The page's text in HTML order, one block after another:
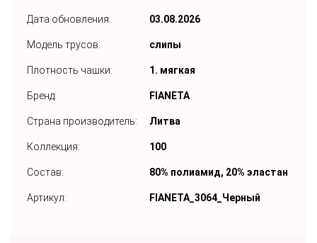
Дата обновления: 03.08.2026
Модель трусов: слипы
Плотность чашки: 1. мягкая
Бренд: FIANETA
Страна производитель: Литва
Коллекция: 100
Состав: 80% полиамид, 20% эластан
Артикул: FIANETA_3064_Черный